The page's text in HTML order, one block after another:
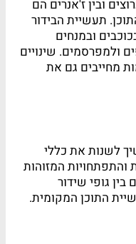
ובין ז'אנרים הם
תעשיית הבידור
ובמנחים
ולמפרסמים. שינויים
מחייבים גם את
לשנות את כללי
והתפתחויות המזוהות
בין גופי שידור
התוכן המקומית.